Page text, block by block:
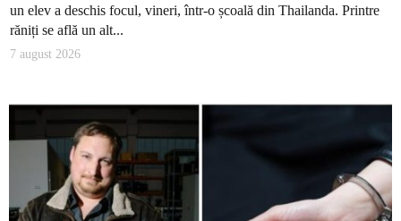
un elev a deschis focul, vineri, într-o școală din Thailanda. Printre
răniți se află un alt...
7 august 2026